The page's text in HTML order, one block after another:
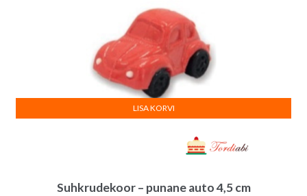
Suhkrudekoor – punane auto 4,5 cm
LISA KORVI